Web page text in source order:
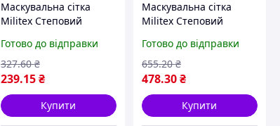
Маскувальна сітка
Militex Степовий
(площа 5 кв. м.)
Готово до відправки
239.15 ₴
327.60 ₴
Купити
Маскувальна сітка
Militex Степовий
10 кв.м.)
Готово до відправки
478.30₴
655.20 ₴
Купити